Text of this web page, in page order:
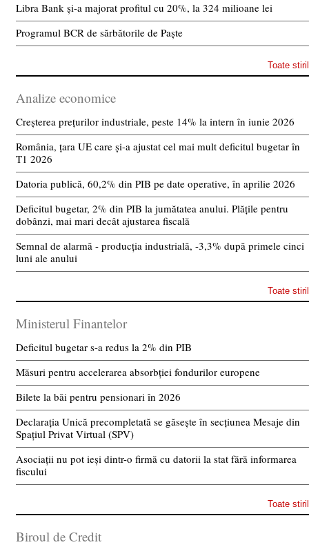
Libra Bank și-a majorat profitul cu 20%, la 324 milioane lei
Programul BCR de sărbătorile de Paște
Toate
Analize economice
Creșterea prețurilor industriale, peste 14% la intern în iunie 2026
România, țara UE care și-a ajustat cel mai mult deficitul bugetar în
T1 2026
Datoria publică, 60,2% din PIB pe date operative, în aprilie 2026
Deficitul bugetar, 2% din PIB la jumătatea anului. Plățile pentru
dobânzi, mai mari decât ajustarea fiscală
Semnal de alarmă - producția industrială, -3,3% după primele cinci
luni ale anului
Toate
Ministerul Finantelor
Deficitul bugetar s-a redus la 2% din PIB
Măsuri pentru accelerarea absorbției fondurilor europene
Bilete la băi pentru pensionari în 2026
Declarația Unică precompletată se găsește în secțiunea Mesaje din
Spațiul Privat Virtual (SPV)
Asociații nu pot ieși dintr-o firmă cu datorii la stat fără informarea
fiscului
Toate
Biroul de Credit